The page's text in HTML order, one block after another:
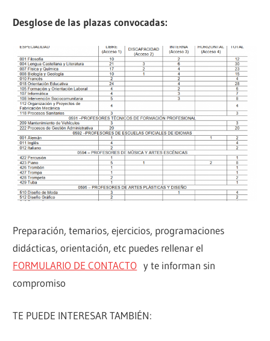
Desglose de las plazas convocadas:
Preparación, temarios, ejercicios, programaciones
didácticas, orientación, etc puedes rellenar el
FORMULARIO DE CONTACTO y te informan sin
compromiso
TE PUEDE INTERESAR TAMBIÉN: